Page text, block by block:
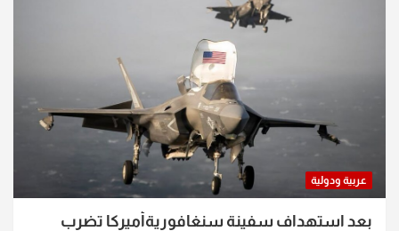
عربية ودولية
بعد استهداف سفينة سنغافوريةأميركا تضرب